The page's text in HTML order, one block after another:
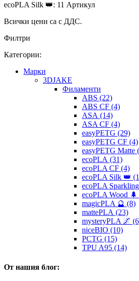
ecoPLA Silk 👑: 11 Артикул
Всички цени са с ДДС.
Филтри
Категории:
Mарки
3DJAKE
Филаменти
ABS (22)
ABS CF (4)
ASA (14)
ASA CF (4)
easyPETG (29)
easyPETG CF (4)
easyPETG Matte
ecoPLA (31)
ecoPLA CF (4)
ecoPLA Silk 👑
ecoPLA
ecoPLA Wood 🌲
magicPLA 🔮 (8)
mattePLA (23)
mysteryPLA 🌌
niceBIO (10)
PCTG (15)
TPU A95 (14)
От нашия блог: